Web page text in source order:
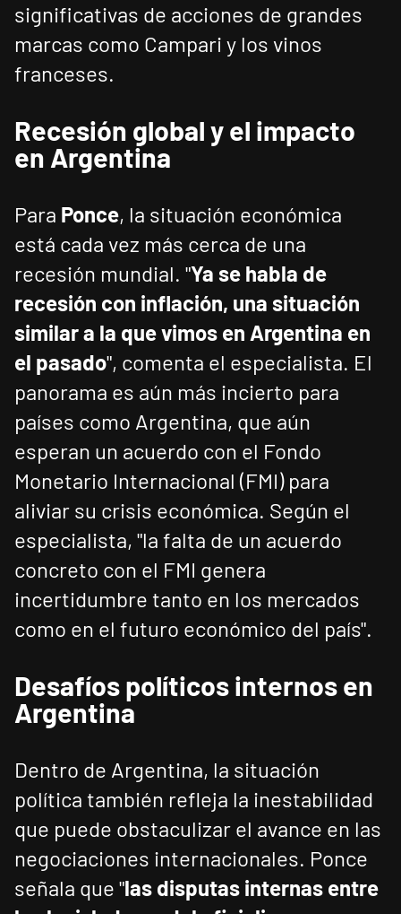
significativas de acciones de grandes
marcas como Campari y los vinos
franceses.
Recesión global y el impacto
en Argentina
Para Ponce, la situación económica
está cada vez más cerca de una
recesión mundial. "Ya se habla de
recesión con inflación, una situación
similar a la que vimos en Argentina en
el pasado", comenta el especialista. El
panorama es aún más incierto para
países como Argentina, que aún
esperan un acuerdo con el Fondo
Monetario Internacional (FMI) para
aliviar su crisis económica. Según el
especialista, "la falta de un acuerdo
concreto con el FMI genera
incertidumbre tanto en los mercados
como en el futuro económico del país".
Desafíos políticos internos en
Argentina
Dentro de Argentina, la situación
política también refleja la inestabilidad
que puede obstaculizar el avance en las
negociaciones internacionales. Ponce
señala que "las disputas internas entre